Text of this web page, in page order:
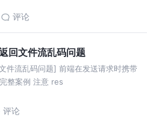
评论
回文件流乱码问题
件流乱码问题] 前端在发送请求时携带
整案例 注意 res
评论